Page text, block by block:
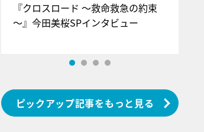
『クロスロード ～救命救急の約束
～』今田美桜SPインタビュー
ピックアップ記事をもっと見る